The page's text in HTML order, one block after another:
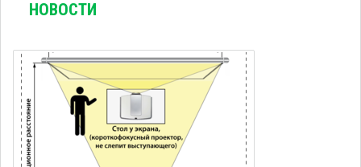
НОВОСТИ